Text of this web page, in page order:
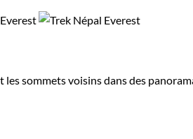
sommets voisins dans des